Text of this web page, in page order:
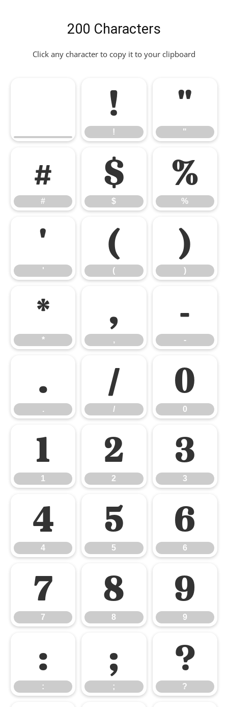
200 Characters
Click any character to copy it to your clipboard
!
!
"
"
#
#
$
$
%
%
'
'
(
(
)
)
*
*
,
,
-
-
.
.
/
/
0
0
1
1
2
2
3
3
4
4
5
5
6
6
7
7
8
8
9
9
:
:
;
;
?
?